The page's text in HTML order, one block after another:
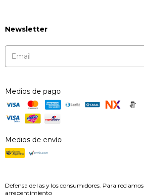
Newsletter
Medios de pago
Medios de envío
Defensa de las y los consumidores. Para reclamos
arrepentimiento